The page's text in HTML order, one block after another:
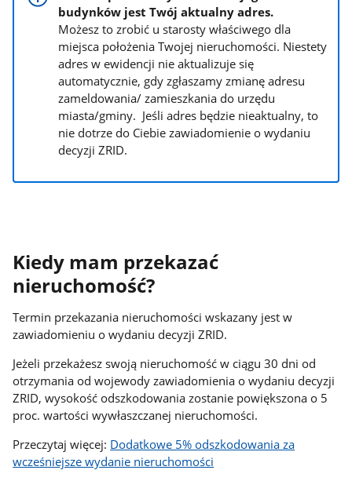
budynków jest Twój aktualny adres.
Możesz to zrobić u starosty właściwego dla
miejsca położenia Twojej nieruchomości. Niestety
adres w ewidencji nie aktualizuje się
automatycznie, gdy zgłaszamy zmianę adresu
zameldowania/ zamieszkania do urzędu
miasta/gminy. Jeśli adres będzie nieaktualny, to
nie dotrze do Ciebie zawiadomienie o wydaniu
decyzji ZRID.
Kiedy mam przekazać
nieruchomość?
Termin przekazania nieruchomości wskazany jest w
zawiadomieniu o wydaniu decyzji ZRID.
Jeżeli przekażesz swoją nieruchomość w ciągu 30 dni od
otrzymania od wojewody zawiadomienia o wydaniu decyzji
ZRID, wysokość odszkodowania zostanie powiększona o 5
proc. wartości wywłaszczanej nieruchomości.
Przeczytaj więcej: Dodatkowe 5% odszkodowania za
wcześniejsze wydanie nieruchomości